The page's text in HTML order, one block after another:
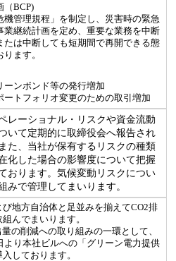
（BCP)
機管理規程」を制定し、災害時の緊急
業継続計画を定め、重要な業務を中断
たは中断しても短期間で再開できる態
ます。
ーンボンド等の発行増加
ートフォリオ変更のための取引増加
レーショナル・リスクや資金流動
いて定期的に取締役会へ報告され
た、当社が保有するリスクの種類
化した場合の影響度について把握
おります。気候変動リスクについ
みで管理してまいります。
地方自治体と足並みを揃えてCO2排
んでまいります。
の削減への取り組みの一環として、
より本社ビルへの「グリーン電力提供
しております。